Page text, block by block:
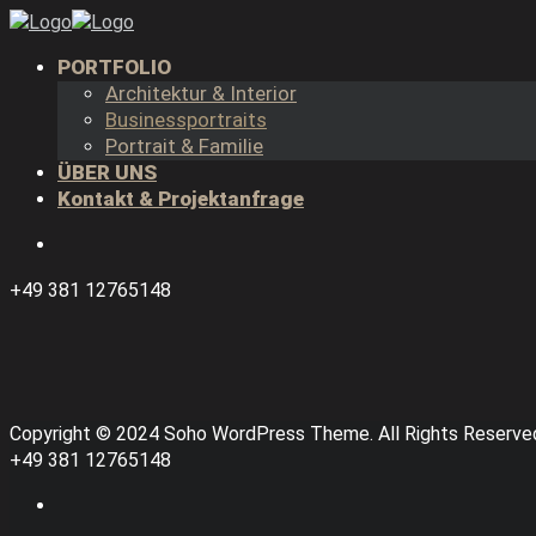
PORTFOLIO
Architektur & Interior
Businessportraits
Portrait & Familie
ÜBER UNS
Kontakt & Projektanfrage
+49 381 12765148
Copyright © 2024 Soho WordPress Theme. All Rights
+49 381 12765148